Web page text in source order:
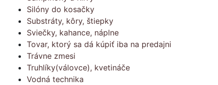
Silóny do kosačky
Substráty, kôry, štiepky
Sviečky, kahance, náplne
Tovar, ktorý sa dá kúpiť iba na predajni
Trávne zmesi
Truhlíky(válovce), kvetináče
Vodná technika